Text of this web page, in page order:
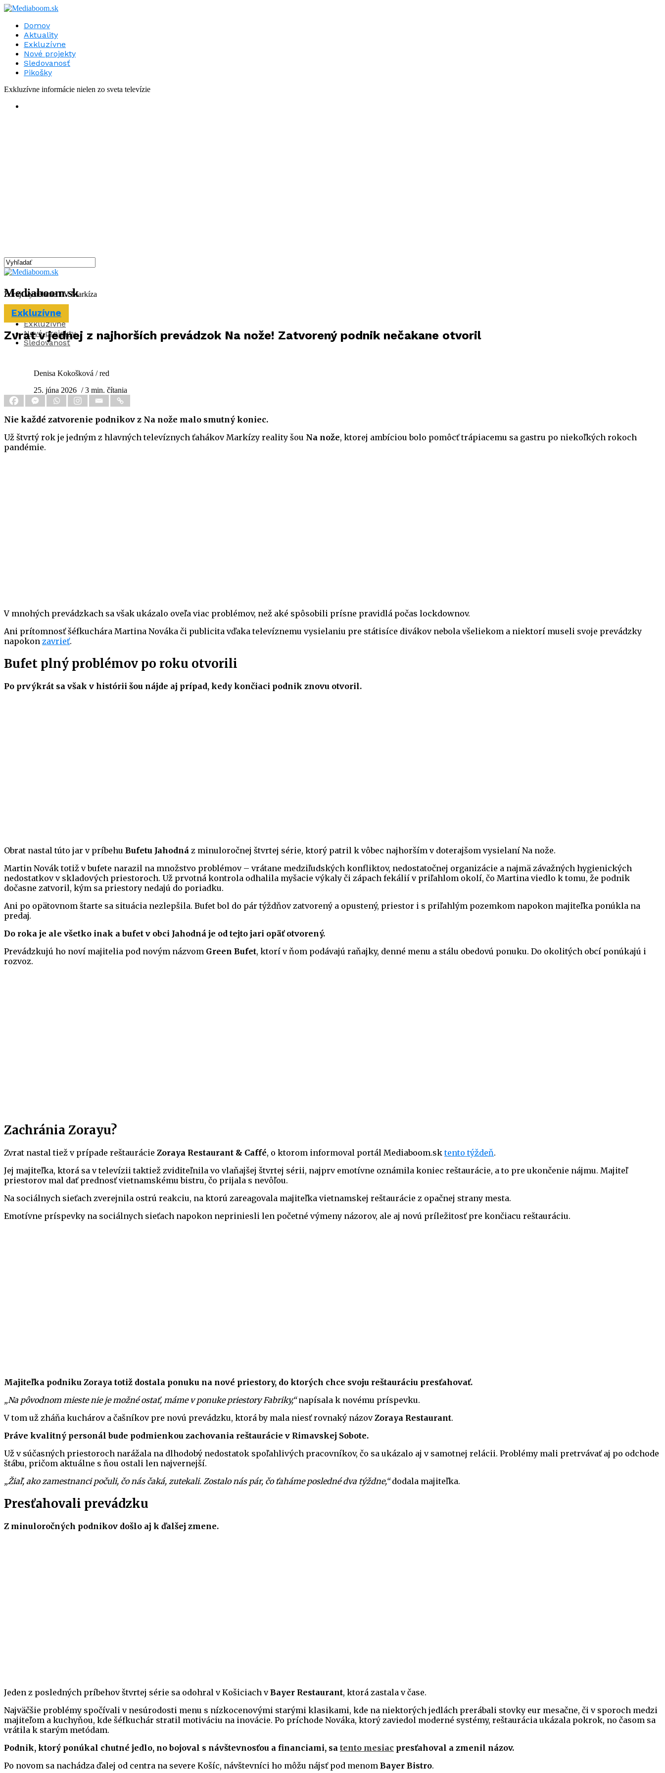
Domov
Aktuality
Exkluzívne
Nové projekty
Sledovanosť
Pikošky
Exkluzívne informácie nielen zo sveta televízie
Mediaboom.sk
Aktuality
Exkluzívne
Nové projekty
Sledovanosť
Zdroj: vysielanie TV Markíza
Exkluzívne
Zvrat v jednej z najhorších prevádzok Na nože! Zatvorený podnik nečakane otvoril
Denisa Kokošková / red
25. júna 2026 / 3 min. čítania
Nie každé zatvorenie podnikov z Na nože malo smutný koniec.
Už štvrtý rok je jedným z hlavných televíznych ťahákov Markízy reality šou Na nože, ktorej ambíciou bolo pomôcť trápiacemu sa gastru po niekoľkých rokoch
pandémie.
V mnohých prevádzkach sa však ukázalo oveľa viac problémov, než aké spôsobili prísne pravidlá počas lockdownov.
Ani prítomnosť šéfkuchára Martina Nováka či publicita vďaka televíznemu vysielaniu pre státisíce divákov nebola všeliekom a niektorí museli svoje prevádzky
napokon zavrieť.
Bufet plný problémov po roku otvorili
Po prvýkrát sa však v histórii šou nájde aj prípad, kedy končiaci podnik znovu otvoril.
Obrat nastal túto jar v príbehu Bufetu Jahodná z minuloročnej štvrtej série, ktorý patril k vôbec najhorším v doterajšom vysielaní Na nože.
Martin Novák totiž v bufete narazil na množstvo problémov – vrátane medziľudských konfliktov, nedostatočnej organizácie a najmä závažných hygienických
nedostatkov v skladových priestoroch. Už prvotná kontrola odhalila myšacie výkaly či zápach fekálií v priľahlom okolí, čo Martina viedlo k tomu, že podnik
dočasne zatvoril, kým sa priestory nedajú do poriadku.
Ani po opätovnom štarte sa situácia nezlepšila. Bufet bol do pár týždňov zatvorený a opustený, priestor i s priľahlým pozemkom napokon majiteľka ponúkla na
predaj.
Do roka je ale všetko inak a bufet v obci Jahodná je od tejto jari opäť otvorený.
Prevádzkujú ho noví majitelia pod novým názvom Green Bufet, ktorí v ňom podávajú raňajky, denné menu a stálu obedovú ponuku. Do okolitých obcí ponúkajú i
rozvoz.
Zachránia Zorayu?
Zvrat nastal tiež v prípade reštaurácie Zoraya Restaurant & Caffé, o ktorom informoval portál Mediaboom.sktento týždeň.
Jej majiteľka, ktorá sa v televízii taktiež zviditeľnila vo vlaňajšej štvrtej sérii, najprv emotívne oznámila koniec reštaurácie, a to pre ukončenie nájmu. Majiteľ
priestorov mal dať prednosť vietnamskému bistru, čo prijala s nevôľou.
Na sociálnych sieťach zverejnila ostrú reakciu, na ktorú zareagovala majiteľka vietnamskej reštaurácie z opačnej strany mesta.
Emotívne príspevky na sociálnych sieťach napokon nepriniesli len početné výmeny názorov, ale aj novú príležitosť pre končiacu reštauráciu.
Majiteľka podniku Zoraya totiž dostala ponuku na nové priestory, do ktorých chce svoju reštauráciu presťahovať.
„Na pôvodnom mieste nie je možné ostať, máme v ponuke priestory Fabriky,“napísala k novému príspevku.
V tom už zháňa kuchárov a čašníkov pre novú prevádzku, ktorá by mala niesť rovnaký názovZoraya Restaurant.
Práve kvalitný personál bude podmienkou zachovania reštaurácie v Rimavskej Sobote.
Už v súčasných priestoroch narážala na dlhodobý nedostatok spoľahlivých pracovníkov, čo sa ukázalo aj v samotnej relácii. Problémy mali pretrvávať aj po odchode
štábu, pričom aktuálne s ňou ostali len najvernejší.
„Žiaľ, ako zamestnanci počuli, čo nás čaká, zutekali. Zostalo nás pár, čo ťaháme posledné dva týždne,“dodala majiteľka.
Presťahovali prevádzku
Z minuloročných podnikov došlo aj k ďalšej zmene.
Jeden z posledných príbehov štvrtej série sa odohral v Košiciach vBayer Restaurant, ktorá zastala v čase.
Najväčšie problémy spočívali v nesúrodosti menu s nízkocenovými starými klasikami, kde na niektorých jedlách prerábali stovky eur mesačne, či v sporoch medzi
majiteľom a kuchyňou, kde šéfkuchár stratil motiváciu na inovácie.​​ Po príchode Nováka, ktorý zaviedol moderné systémy, reštaurácia ukázala pokrok, no časom sa
vrátila k starým metódam.
Podnik, ktorý ponúkal chutné jedlo, no bojoval s návštevnosťou a financiami, sa tento mesiac presťahoval a zmenil názov.
Po novom sa nachádza ďalej od centra na severe Košíc, návštevníci ho môžu nájsť pod menom Bayer Bistro.